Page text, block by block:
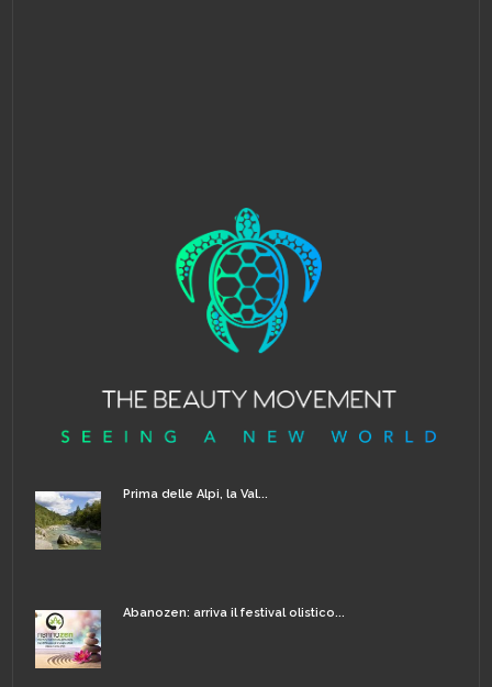
Prima delle Alpi, la Val...
Abanozen: arriva il festival olistico...